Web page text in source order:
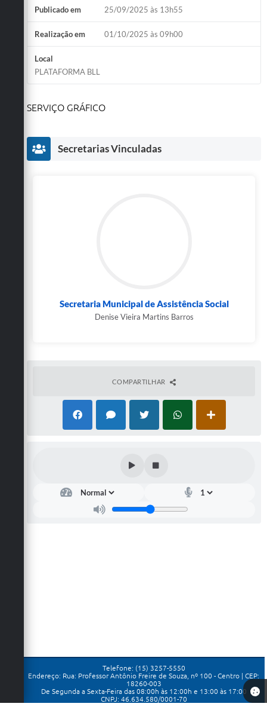
Publicado em 25/09/2025 às 13h55
Realização em 01/10/2025 às 09h00
Local
PLATAFORMA BLL
SERVIÇO GRÁFICO
Secretarias Vinculadas
Secretaria Municipal de Assistência Social
Denise Vieira Martins Barros
COMPARTILHAR
Telefone: (15) 3257-5550
Endereço: Rua: Professor Antônio Freire de Souza, nº 100 - Centro | CEP:
18260-003
De Segunda a Sexta-Feira das 08:00h às 12:00h e 13:00 às 17:00
CNPJ: 46.634.580/0001-70